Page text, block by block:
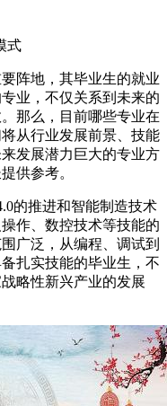
式
阵地，其毕业生的就业
业，不仅关系到未来的
那么，目前哪些专业在
从行业发展前景、技能
发展潜力巨大的专业方
供参考。
的推进和智能制造技术
作、数控技术等技能的
广泛，从编程、调试到
扎实技能的毕业生，不
略性新兴产业的发展